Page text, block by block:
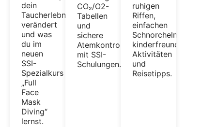
dein
Taucherlebnis
verändert
und was
du im
neuen
SSI-
Spezialkurs
„Full
Face
Mask
Diving“
lernst.
CO₂/O2-
Tabellen
und
sichere
Atemkontrolle
mit SSI-
Schulungen.
ruhigen
Riffen,
einfachen
kinderfreundlichen
Aktivitäten
und
Reisetipps.